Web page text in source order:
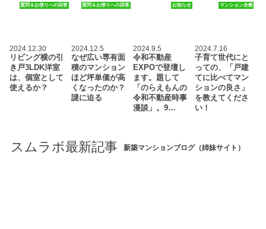
質問＆お便りへの回答
2024.12.30
リビング横の引
き戸3LDK洋室
は、個室として
使えるか？
質問＆お便りへの回答
2024.12.5
なぜ広い専有面
積のマンション
ほど坪単価が高
くなったのか？
謎に迫る
お知らせ
2024.9.5
令和不動産
EXPOで登壇し
ます。題して
「のらえもんの
令和不動産時事
漫談」。9…
マンション全般
2024.7.16
子育て世代にと
っての、「戸建
てに比べてマン
ションの良さ」
を教えてくださ
い！
スムラボ最新記事 新築マンションブログ（姉妹サイト）